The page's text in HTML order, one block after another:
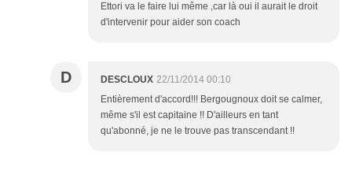
Ettori va le faire lui même ,car là oui il aurait le droit
d'intervenir pour aider son coach
D DESCLOUX 22/11/2014 00:10
Entièrement d'accord!!! Bergougnoux doit se calmer,
même s'il est capitaine !! D'ailleurs en tant
qu'abonné, je ne le trouve pas transcendant !!